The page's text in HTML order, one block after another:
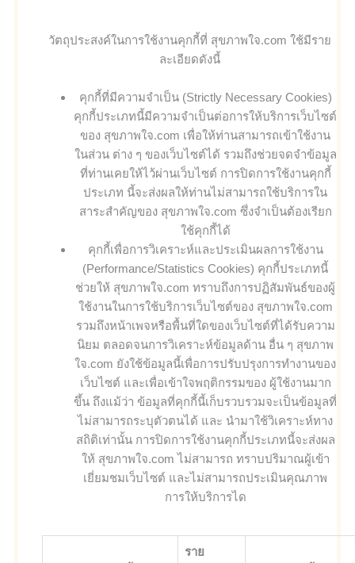
วัตถุประสงค์ในการใช้งานคุกกี้ที่ สุขภาพใจ.com ใช้มีราย
ละเอียดดังนี้
คุกกี้ที่มีความจำเป็น (Strictly Necessary Cookies)
คุกกี้ประเภทนี้มีความจำเป็นต่อการให้บริการเว็บไซต์
ของ สุขภาพใจ.com เพื่อให้ท่านสามารถเข้าใช้งาน
ในส่วน ต่าง ๆ ของเว็บไซต์ได้ รวมถึงช่วยจดจำข้อมูล
ที่ท่านเคยให้ไว้ผ่านเว็บไซต์ การปิดการใช้งานคุกกี้
ประเภท นี้จะส่งผลให้ท่านไม่สามารถใช้บริการใน
สาระสำคัญของ สุขภาพใจ.com ซึ่งจำเป็นต้องเรียก
ใช้คุกกี้ได้
คุกกี้เพื่อการวิเคราะห์และประเมินผลการใช้งาน
(Performance/Statistics Cookies) คุกกี้ประเภทนี้
ช่วยให้ สุขภาพใจ.com ทราบถึงการปฏิสัมพันธ์ของผู้
ใช้งานในการใช้บริการเว็บไซต์ของ สุขภาพใจ.com
รวมถึงหน้าเพจหรือพื้นที่ใดของเว็บไซต์ที่ได้รับความ
นิยม ตลอดจนการวิเคราะห์ข้อมูลด้าน อื่น ๆ สุขภาพ
ใจ.com ยังใช้ข้อมูลนี้เพื่อการปรับปรุงการทำงานของ
เว็บไซต์ และเพื่อเข้าใจพฤติกรรมของ ผู้ใช้งานมาก
ขึ้น ถึงแม้ว่า ข้อมูลที่คุกกี้นี้เก็บรวบรวมจะเป็นข้อมูลที่
ไม่สามารถระบุตัวตนได้ และ นำมาใช้วิเคราะห์ทาง
สถิติเท่านั้น การปิดการใช้งานคุกกี้ประเภทนี้จะส่งผล
ให้ สุขภาพใจ.com ไม่สามารถ ทราบปริมาณผู้เข้า
เยี่ยมชมเว็บไซต์ และไม่สามารถประเมินคุณภาพ
การให้บริการได
ราย